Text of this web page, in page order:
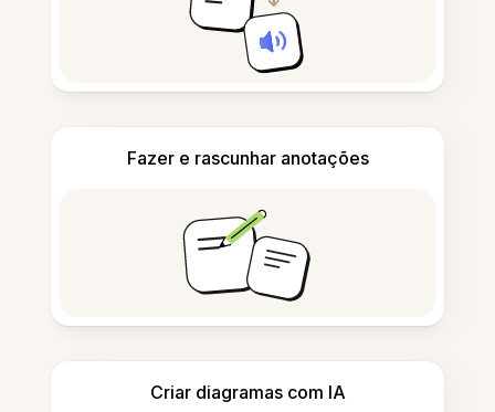
Fazer e rascunhar anotações
Criar diagramas com IA